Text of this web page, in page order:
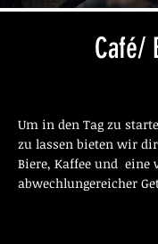
Café/
Um in den Tag zu
zu lassen bieten wir
Biere, Kaffee und eine
abwechlungereicher